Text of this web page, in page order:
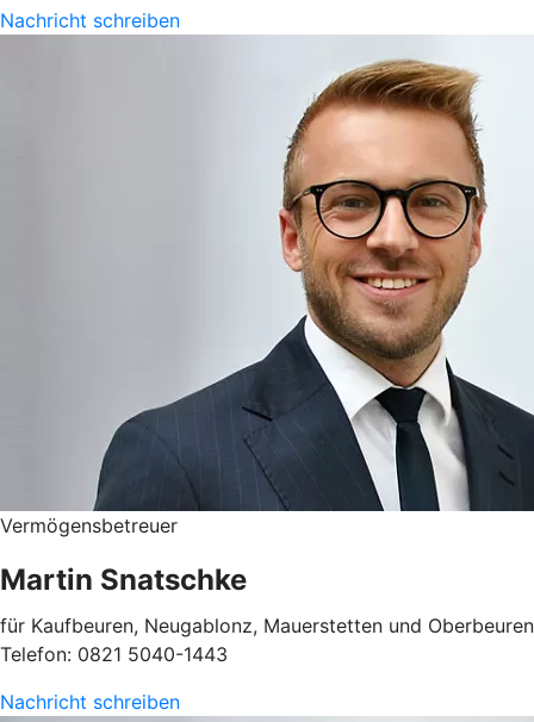
Nachricht schreiben
Vermögensbetreuer
Martin Snatschke
für Kaufbeuren, Neugablonz, Mauerstetten und Oberbeuren
Telefon: 0821 5040-1443
Nachricht schreiben